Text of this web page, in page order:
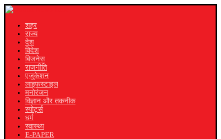
शहर
राज्य
देश
विदेश
बिजनेस
राजनीति
एजुकेशन
लाइफस्टाइल
मनोरंजन
विज्ञान और तकनीक
स्पोर्ट्स
धर्म
स्वास्थ्य
E-PAPER